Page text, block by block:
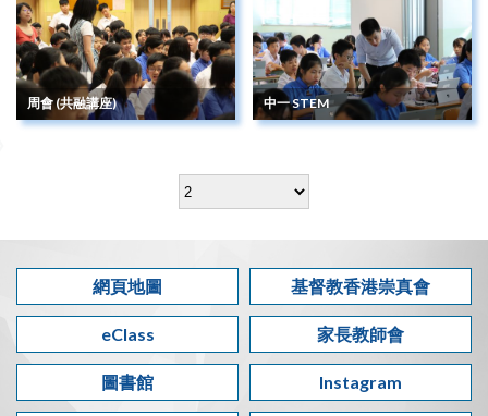
周會 (共融講座) 中一 STEM
網頁地圖 基督教香港崇真會
eClass 家長教師會
圖書館 Instagram